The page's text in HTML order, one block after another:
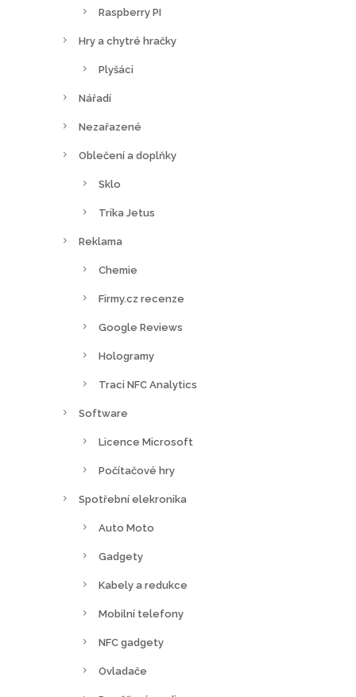
Raspberry PI
Hry a chytré hračky
Plyšáci
Nářadí
Nezařazené
Oblečení a doplňky
Sklo
Trika Jetus
Reklama
Chemie
Firmy.cz recenze
Google Reviews
Hologramy
Traci NFC Analytics
Software
Licence Microsoft
Počítačové hry
Spotřební elekronika
Auto Moto
Gadgety
Kabely a redukce
Mobilní telefony
NFC gadgety
Ovladače